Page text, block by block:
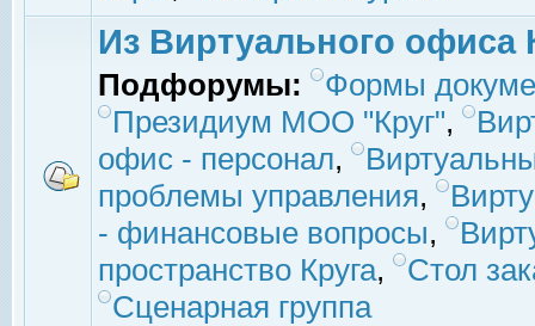
Из Виртуального офиса
Подфорумы:
Формы
Президиум МОО "Круг",
офис - персонал,
проблемы управления,
- финансовые вопросы,
пространство Круга,
Стол
Сценарная группа